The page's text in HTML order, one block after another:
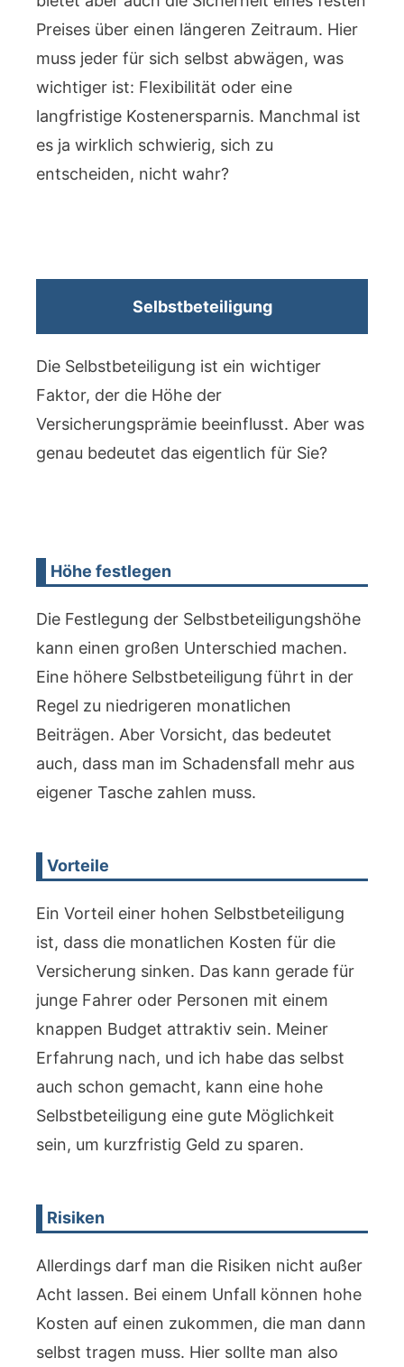
Preises über einen längeren Zeitraum. Hier
muss jeder für sich selbst abwägen, was
wichtiger ist: Flexibilität oder eine
langfristige Kostenersparnis. Manchmal ist
es ja wirklich schwierig, sich zu
entscheiden, nicht wahr?
Selbstbeteiligung
Die Selbstbeteiligung ist ein wichtiger
Faktor, der die Höhe der
Versicherungsprämie beeinflusst. Aber was
genau bedeutet das eigentlich für Sie?
Höhe festlegen
Die Festlegung der Selbstbeteiligungshöhe
kann einen großen Unterschied machen.
Eine höhere Selbstbeteiligung führt in der
Regel zu niedrigeren monatlichen
Beiträgen. Aber Vorsicht, das bedeutet
auch, dass man im Schadensfall mehr aus
eigener Tasche zahlen muss.
Vorteile
Ein Vorteil einer hohen Selbstbeteiligung
ist, dass die monatlichen Kosten für die
Versicherung sinken. Das kann gerade für
junge Fahrer oder Personen mit einem
knappen Budget attraktiv sein. Meiner
Erfahrung nach, und ich habe das selbst
auch schon gemacht, kann eine hohe
Selbstbeteiligung eine gute Möglichkeit
sein, um kurzfristig Geld zu sparen.
Risiken
Allerdings darf man die Risiken nicht außer
Acht lassen. Bei einem Unfall können hohe
Kosten auf einen zukommen, die man dann
selbst tragen muss. Hier sollte man also